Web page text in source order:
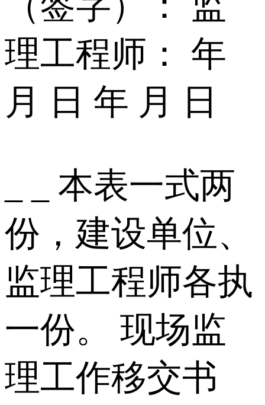
理工程师： 年
月 日 年 月 日
_ _ 本表一式两
份，建设单位、
监理工程师各执
一份。 现场监
理工作移交书